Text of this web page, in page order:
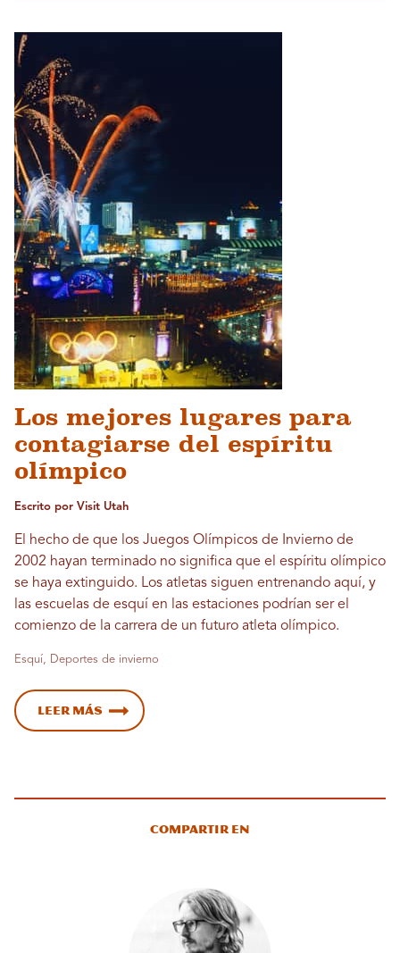
Los mejores lugares para
contagiarse del espíritu
olímpico
Escrito por Visit Utah
El hecho de que los Juegos Olímpicos de Invierno de
2002 hayan terminado no significa que el espíritu olímpico
se haya extinguido. Los atletas siguen entrenando aquí, y
las escuelas de esquí en las estaciones podrían ser el
comienzo de la carrera de un futuro atleta olímpico.
Esquí, Deportes de invierno
Leer más
Compartir en